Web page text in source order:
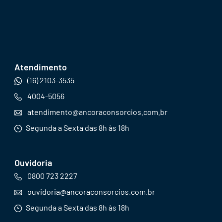
Atendimento
(16) 2103-3535
4004-5056
atendimento@ancoraconsorcios.com.br
Segunda a Sexta das 8h às 18h
Ouvidoria
0800 723 2227
ouvidoria@ancoraconsorcios.com.br
Segunda a Sexta das 8h às 18h